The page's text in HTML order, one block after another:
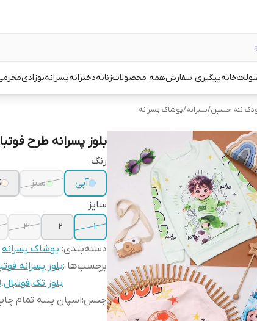
خانهپیگیری سفارشهمه محصولاتزنانهدخترانهپسرانهنوزادی
ننه حسین/پسرانه/پوشاک پسرانه
بلوز پسرانه طرح
رنگ
آبی
سبز
سایز
۱
۲ ۳
دسته‌بندی: پوشاک پسرانه
برچسب‌ها :بلوز پسرانه
بلوز تک،فوتبال،
جنس:اسپان پنبه تمام